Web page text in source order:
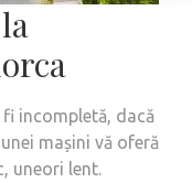
incompletă, dacă
mașini vă oferă
uneori lent.